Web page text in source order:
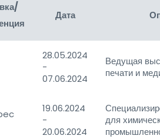
Дата
28.05.2024
-
07.06.2024
Ведущая
печати и
19.06.2024
-
20.06.2024
для